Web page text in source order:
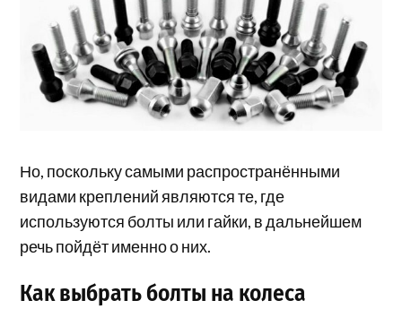
Но, поскольку самыми распространёнными
видами креплений являются те, где
используются болты или гайки, в дальнейшем
речь пойдёт именно о них.
Как выбрать болты на колеса